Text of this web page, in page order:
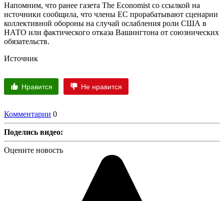
Напомним, что ранее газета The Economist со ссылкой на
источники сообщила, что члены ЕС прорабатывают сценарии
коллективной обороны на случай ослабления роли США в
НАТО или фактического отказа Вашингтона от союзнических
обязательств.
Источник
Нравится Не нравится
Комментарии 0
Поделись видео:
Оцените новость